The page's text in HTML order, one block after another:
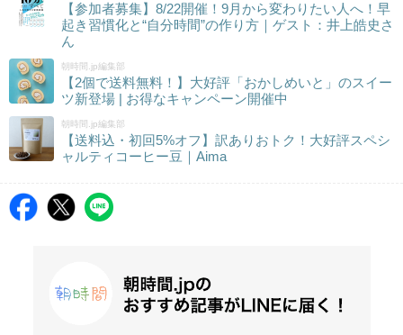
【参加者募集】8/22開催！9月から変わりたい人へ！早
起き習慣化と“自分時間”の作り方｜ゲスト：井上皓史さ
ん
朝時間.jp編集部
【2個で送料無料！】大好評「おかしめいと」のスイー
ツ新登場 | お得なキャンペーン開催中
朝時間.jp編集部
【送料込・初回5%オフ】訳ありおトク！大好評スペシ
ャルティコーヒー豆｜Aima